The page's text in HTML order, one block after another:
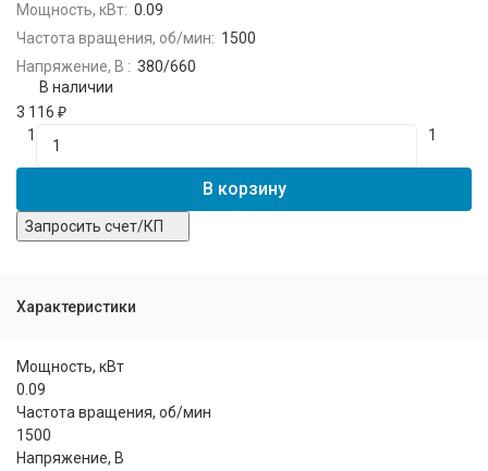
Мощность, кВт: 0.09
Частота вращения, об/мин: 1500
Напряжение, В : 380/660
В наличии
3 116 ₽
1
1
В корзину
Запросить счет/КП
Характеристики
Мощность, кВт
0.09
Частота вращения, об/мин
1500
Напряжение, В